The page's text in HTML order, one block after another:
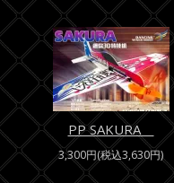
PP SAKURA
3,300円(税込3,630円)